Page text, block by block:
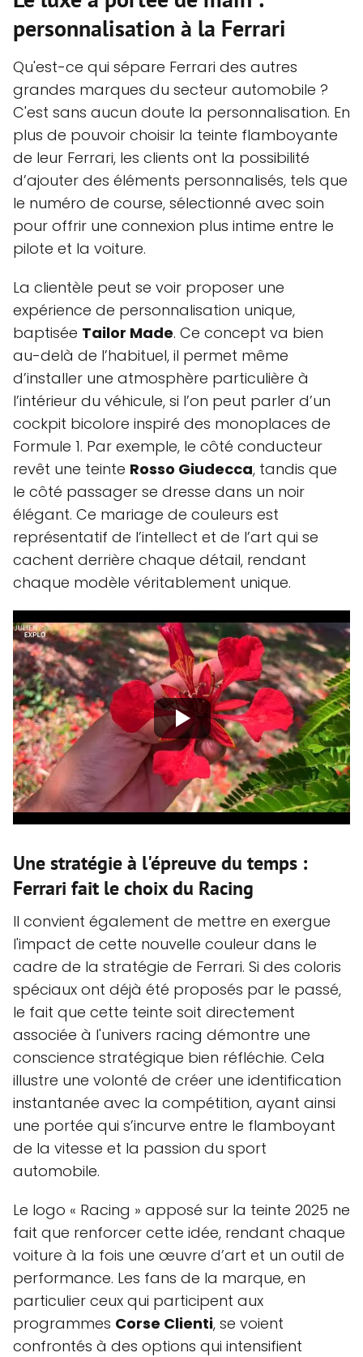
personnalisation à la Ferrari
Qu'est-ce qui sépare Ferrari des autres
grandes marques du secteur automobile ?
C'est sans aucun doute la personnalisation. En
plus de pouvoir choisir la teinte flamboyante
de leur Ferrari, les clients ont la possibilité
d’ajouter des éléments personnalisés, tels que
le numéro de course, sélectionné avec soin
pour offrir une connexion plus intime entre le
pilote et la voiture.
La clientèle peut se voir proposer une
expérience de personnalisation unique,
baptisée Tailor Made. Ce concept va bien
au-delà de l’habituel, il permet même
d’installer une atmosphère particulière à
l’intérieur du véhicule, si l’on peut parler d’un
cockpit bicolore inspiré des monoplaces de
Formule 1. Par exemple, le côté conducteur
revêt une teinte Rosso Giudecca, tandis que
le côté passager se dresse dans un noir
élégant. Ce mariage de couleurs est
représentatif de l’intellect et de l’art qui se
cachent derrière chaque détail, rendant
chaque modèle véritablement unique.
Une stratégie à l'épreuve du temps :
Ferrari fait le choix du Racing
Il convient également de mettre en exergue
l'impact de cette nouvelle couleur dans le
cadre de la stratégie de Ferrari. Si des coloris
spéciaux ont déjà été proposés par le passé,
le fait que cette teinte soit directement
associée à l'univers racing démontre une
conscience stratégique bien réfléchie. Cela
illustre une volonté de créer une identification
instantanée avec la compétition, ayant ainsi
une portée qui s’incurve entre le flamboyant
de la vitesse et la passion du sport
automobile.
Le logo « Racing » apposé sur la teinte 2025 ne
fait que renforcer cette idée, rendant chaque
voiture à la fois une œuvre d’art et un outil de
performance. Les fans de la marque, en
particulier ceux qui participent aux
programmes Corse Clienti, se voient
confrontés à des options qui intensifient